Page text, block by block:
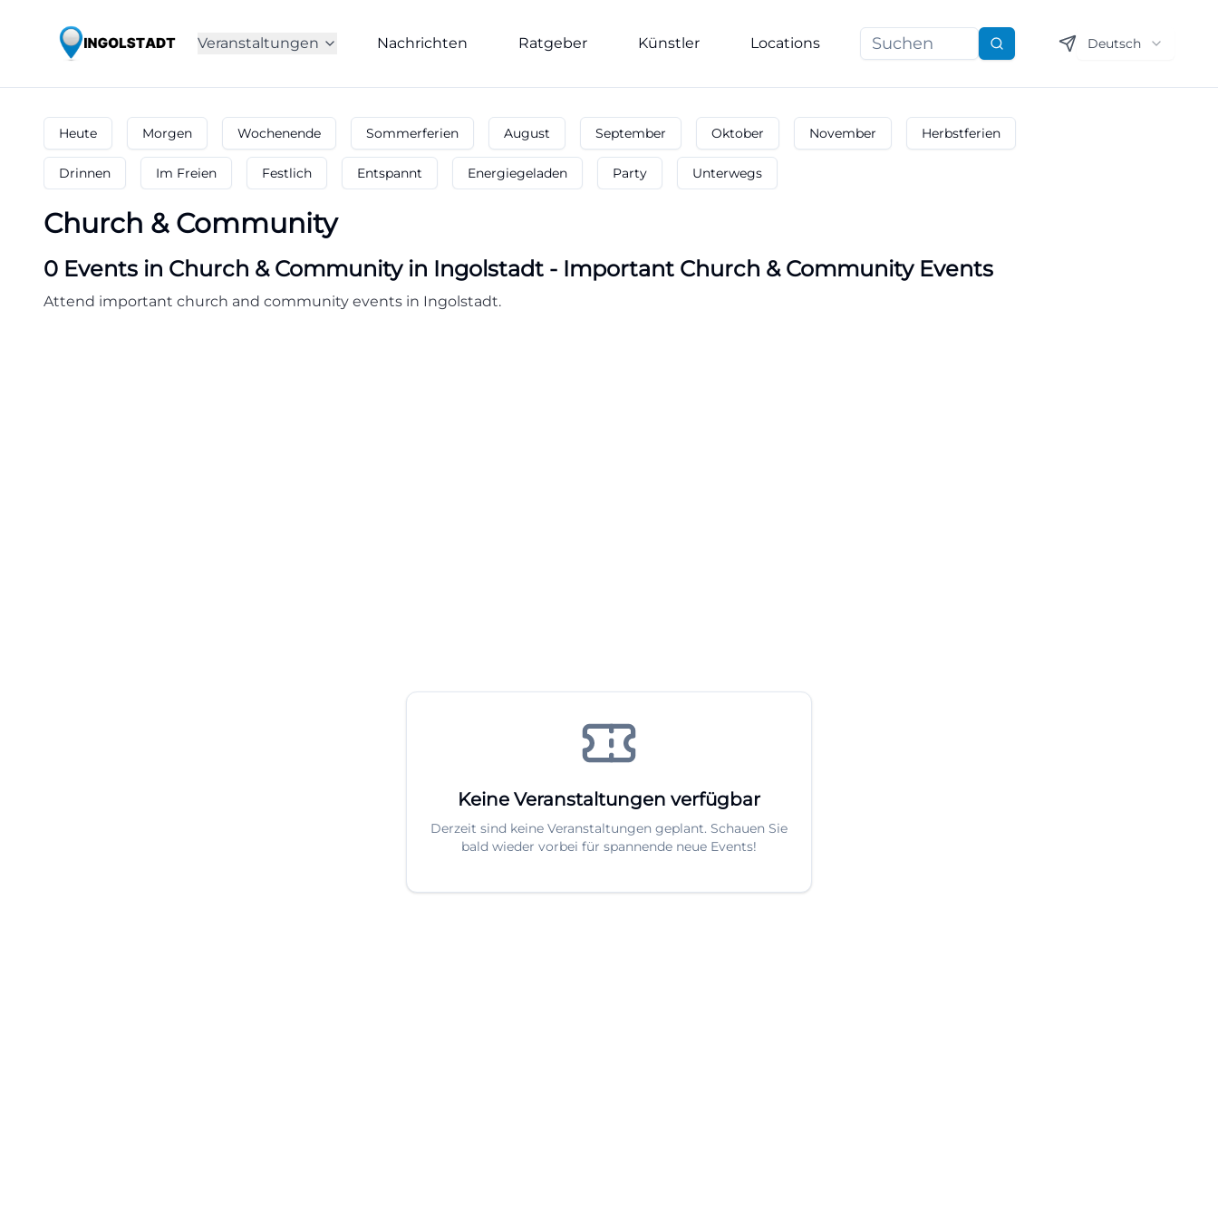
Veranstaltungen Nachrichten Ratgeber Künstler Locations Suchen Deutsch
Heute Morgen Wochenende Sommerferien August September Oktober November Herbstferien
Drinnen Im Freien Festlich Entspannt Energiegeladen Party Unterwegs
Church & Community
0 Events in Church & Communityin Ingolstadt - Important Church & Community Events
Attend important church and community events in Ingolstadt.
Keine Veranstaltungen verfügbar
Derzeit sind keine Veranstaltungen geplant. Schauen Sie
bald wieder vorbei für spannende neue Events!